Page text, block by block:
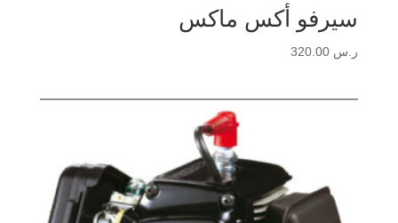
سيرفو أكس ماكس
ر.س